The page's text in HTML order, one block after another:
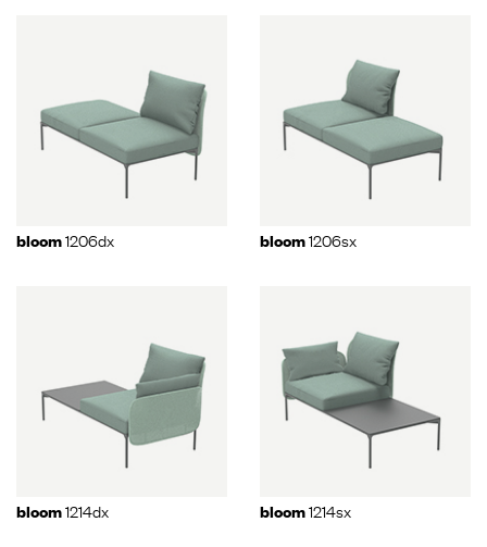
bloom1206dx bloom1206sx
bloom1214dx bloom1214sx